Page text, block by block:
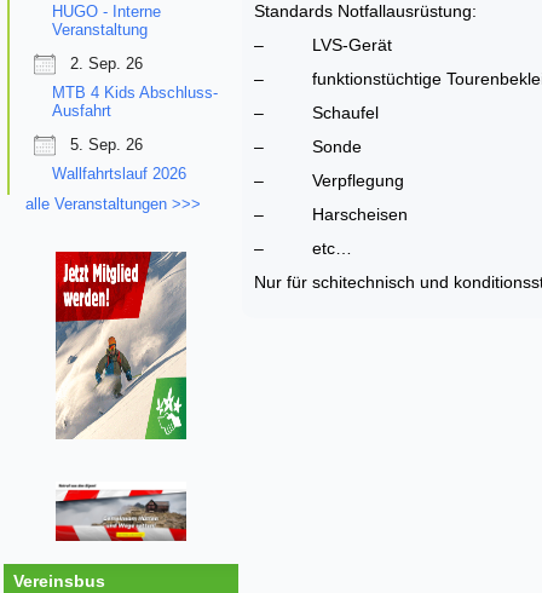
HUGO - Interne
Veranstaltung
2. Sep. 26
MTB 4 Kids Abschluss-
Ausfahrt
5. Sep. 26
Wallfahrtslauf 2026
alle Veranstaltungen >>>
Vereinsbus
Standards Notfallausrüstung:
– LVS-Gerät
– funktionstüchtige
– Schaufel
– Sonde
– Verpflegung
– Harscheisen
– etc…
Nur für schitechnisch und